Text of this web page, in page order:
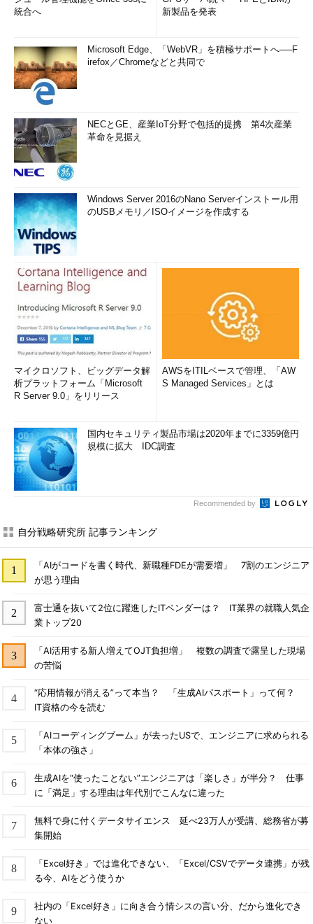
統合へ
新製品を発表
Microsoft Edge、「WebVR」を積極サポートへ──F
irefox／Chromeなどと共同で
NECとGE、産業IoT分野で包括的提携 第4次産業
革命を見据え
Windows Server 2016のNano Serverインストール用
のUSBメモリ／ISOイメージを作成する
マイクロソフト、ビッグデータ解
析プラットフォーム「Microsoft
R Server 9.0」をリリース
AWSをITILベースで管理、「AW
S Managed Services」とは
国内セキュリティ製品市場は2020年までに3359億円
規模に拡大 IDC調査
Recommended by
自分戦略研究所 記事ランキング
「AIがコードを書く時代、新職種FDEが需要増」 7割のエンジニア
が思う理由
富士通を抜いて2位に躍進したITベンダーは？ IT業界の就職人気企
業トップ20
「AI活用する新人増えてOJT負担増」 複数の調査で露呈した現場
の苦悩
“応用情報が消える”って本当？ 「生成AIパスポート」って何？
IT資格の今を読む
「AIコーディングブーム」が去ったUSで、エンジニアに求められる
「本体の強さ」
生成AIを“使ったことない”エンジニアは「楽しさ」が半分？ 仕事
に「満足」する理由は年代別でこんなに違った
無料で身に付くデータサイエンス 延べ23万人が受講、総務省が募
集開始
「Excel好き」では進化できない、「Excel/CSVでデータ連携」が残
る今、AIをどう使うか
社内の「Excel好き」に向き合う情シスの言い分、だから進化でき
ない